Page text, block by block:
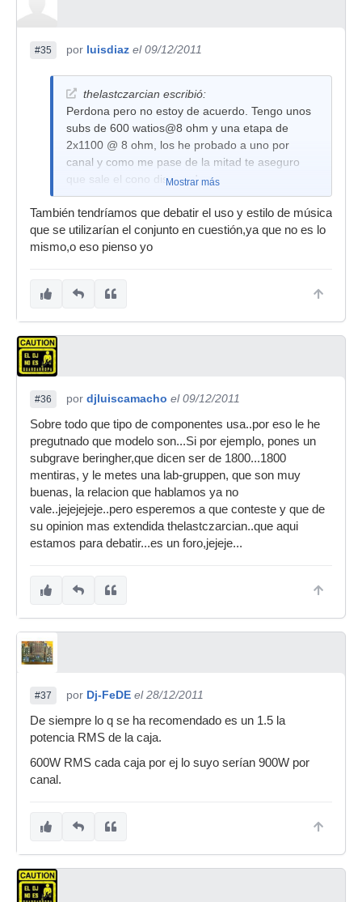
#35 por luisdiaz el 09/12/2011
thelastczarcian escribió:
Perdona pero no estoy de acuerdo. Tengo unos
subs de 600 watios@8 ohm y una etapa de
2x1100 @ 8 ohm, los he probado a uno por
canal y como me pase de la mitad te aseguro
que sale el cono disparado...
etapa da 1800 @ 2 ohm) y van a tope y
aprovechando todo su potencial.
pasa nada si tienen la misma. Lo malo es que
Mostrar más
También tendríamos que debatir el uso y estilo de música
que se utilizarían el conjunto en cuestión,ya que no es lo
mismo,o eso pienso yo
#36 por djluiscamacho el 09/12/2011
Sobre todo que tipo de componentes usa..por eso le he
pregutnado que modelo son...Si por ejemplo, pones un
subgrave beringher,que dicen ser de 1800...1800
mentiras, y le metes una lab-gruppen, que son muy
buenas, la relacion que hablamos ya no
vale..jejejejeje..pero esperemos a que conteste y que de
su opinion mas extendida thelastczarcian..que aqui
estamos para debatir...es un foro,jejeje...
#37 por Dj-FeDE el 28/12/2011
De siempre lo q se ha recomendado es un 1.5 la
potencia RMS de la caja.
600W RMS cada caja por ej lo suyo serían 900W por
canal.